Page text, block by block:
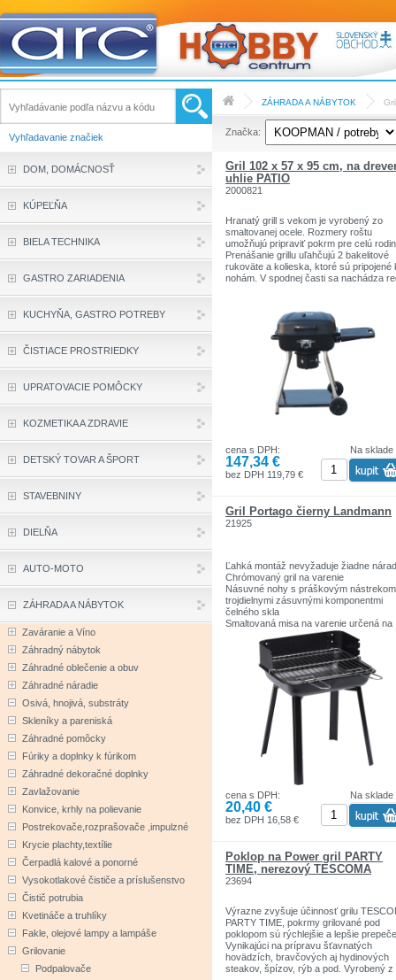
ZÁHRADA A NÁBYTOK
Značka:
Gril 102 x 57 x 95 cm, na
uhlie PATIO
2000821
Hranatý grill s vekom je vyrobený zo
smaltovanej ocele. Rozmery roštu
umožňujú pripraviť pokrm pre celú
Prenášanie grillu uľahčujú 2 bakelitové
rukoväte a kolieska, ktoré sú pripojené
nohám. V spodnej časti sa nachádza
Grill je vybavený chrómovanou
poličkou a chrómovaným roštom.
chrómovaní sa zvýši odolnosť proti
opotrebovaniu a vysokým teplotám.
Pokrievka zabraňuje tvorbe veľkých
nechcených plameňov a tým aj spálení
a tiež umožňuje pripraviť pokrmy bez
ohľadu na počasie. Veľkou výhodou je
bočný stolík, na ktorom si môžeme
mäso či zeleninu pred i po grilovaní.
odstránenie popole bez nutnosti
žiaru. Box je maľovaný práškovou
pre lepšiu ochranu proti korózii.
Materiál: Oceľ, Plast
Šírka [cm]: 57 cm
Na sklade
cena s DPH:
147,34 €
bez DPH 119,79 €
Gril Portago čierny Landmann
21925
Ľahká montáž nevyžaduje žiadne
Chrómovaný gril na varenie
Násuvné nohy s práškovým
trojdielnymi zásuvnými komponentmi
čelného skla
Smaltovaná misa na varenie určená na
grilovanie Landmann 0600 na jedno
[k dispozícii osobitne]
Rozmery produktu: cca 35 x 28 x 44,5
Veľkosť grilu: cca 33 x 26,5 mm
Na sklade
cena s DPH:
20,40 €
bez DPH 16,58 €
Poklop na Power gril PARTY
TIME, nerezový TESCOMA
23694
Výrazne zvyšuje účinnosť grilu
PARTY TIME, pokrmy grilované pod
poklopom sú rýchlejšie a lepšie
Vynikajúci na prípravu šťavnatých
hovädzích, bravčových aj hydinových
steakov, špízov, rýb a pod. Vyrobený z
Vyhľadavanie značiek
DOM, DOMÁCNOSŤ
KÚPEĽŇA
BIELA TECHNIKA
GASTRO ZARIADENIA
KUCHYŇA, GASTRO POTREBY
ČISTIACE PROSTRIEDKY
UPRATOVACIE POMÔCKY
KOZMETIKA A ZDRAVIE
DETSKÝ TOVAR A ŠPORT
STAVEBNINY
DIELŇA
AUTO-MOTO
ZÁHRADA A NÁBYTOK
Zaváranie a Víno
Záhradný nábytok
Záhradné oblečenie a obuv
Záhradné náradie
Osivá, hnojivá, substráty
Skleníky a pareniská
Záhradné pomôcky
Fúriky a doplnky k fúrikom
Záhradné dekoračné doplnky
Zavlažovanie
Konvice, krhly na polievanie
Postrekovače,rozprašovače ,impulzné
Krycie plachty,textílie
Čerpadlá kalové a ponorné
Vysokotlakové čističe a príslušenstvo
Čistič potrubia
Kvetináče a truhlíky
Fakle, olejové lampy a lampáše
Grilovanie
Podpalovače